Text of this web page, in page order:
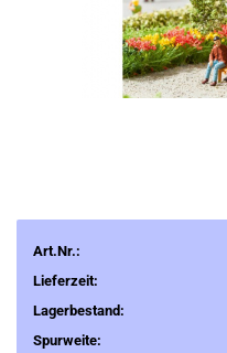
Art.Nr.:
Lieferzeit:
Lagerbestand:
Spurweite: